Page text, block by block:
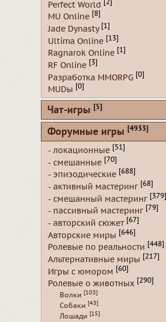
Perfect World [2]
MU Online [8]
Jade Dynasty [1]
Ultima Online [13]
Ragnarok Online [1]
RF Online [3]
Разработка MMORPG [0]
MUDы [0]
Чат-игры [5]
Форумные игры [4933]
- локационные [51]
- смешанные [70]
- эпизодические [688]
- активный мастеринг [68]
- смешанный мастеринг [379]
- пассивный мастеринг [79]
- авторский сюжет [67]
Авторские миры [646]
Ролевые по реальности [448]
Альтернативные миры [217]
Игры с юмором [60]
Ролевые о животных [290]
Волки [103]
Собаки [43]
Лошади [15]